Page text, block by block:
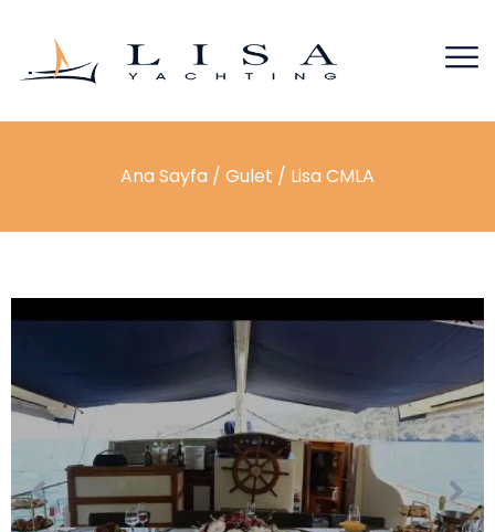
Ana Sayfa / Gulet / Lisa CMLA